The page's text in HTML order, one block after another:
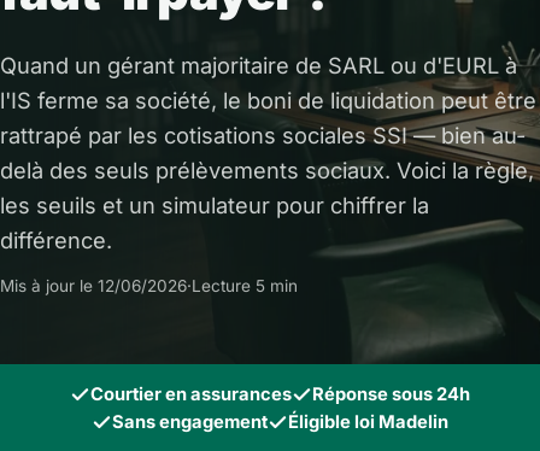
Quand un gérant majoritaire de SARL ou d'EURL à
l'IS ferme sa société, le boni de liquidation peut être
rattrapé par les cotisations sociales SSI — bien au-
delà des seuls prélèvements sociaux. Voici la règle,
les seuils et un simulateur pour chiffrer la
différence.
Mis à jour le 12/06/2026·Lecture 5 min
Courtier en assurances
Réponse sous 24h
Sans engagement
Éligible loi Madelin